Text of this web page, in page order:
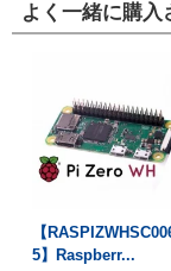
よく一緒に購入
【
5】Raspberr...